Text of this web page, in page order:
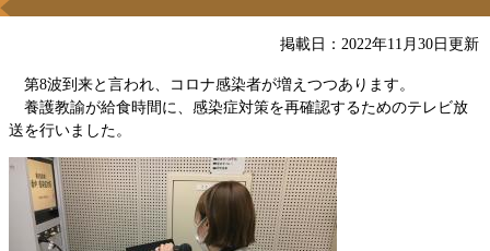
掲載日：2022年11月30日更新
第8波到来と言われ、コロナ感染者が増えつつあります。
養護教諭が給食時間に、感染症対策を再確認するためのテレビ放
送を行いました。